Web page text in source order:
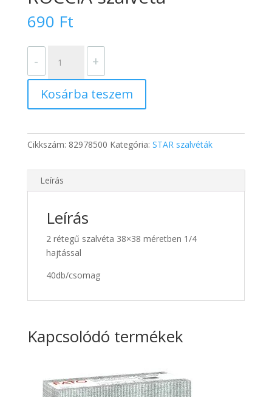
690 Ft
-
STAR
FABRIC
ROCCIA
szalvéta
+
Kosárba teszem
Cikkszám: 82978500 Kategória: STAR szalvéták
Leírás
Leírás
2 rétegű szalvéta 38×38 méretben 1/4
hajtással
40db/csomag
Kapcsolódó termékek